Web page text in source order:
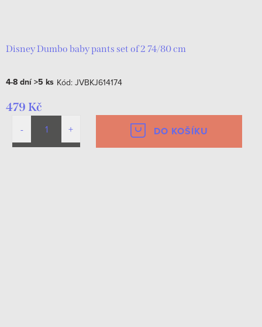
Disney Dumbo baby pants set of 2 74/80 cm
4-8 dní>5 ks Kód: JVBKJ614174
479 Kč
DO KOŠÍKU